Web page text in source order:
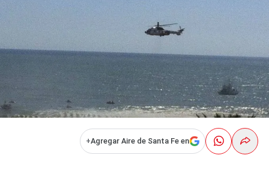
+Agregar Aire de Santa Fe en